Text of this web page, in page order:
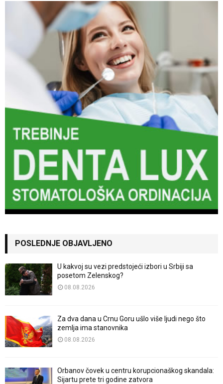
POSLEDNJE OBJAVLJENO
U kakvoj su vezi predstojeći izbori u Srbiji sa
posetom Zelenskog?
08.08.2026
Za dva dana u Crnu Goru ušlo više ljudi nego što
zemlja ima stanovnika
08.08.2026
Orbanov čovek u centru korupcionaškog skandala:
Sijartu prete tri godine zatvora